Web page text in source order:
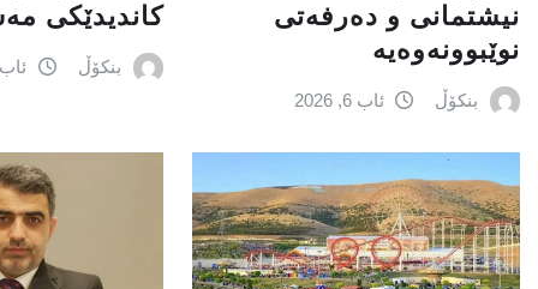
نیشتمانى و دەرفەتی
نوێبوونەوەیە
بنکۆڵ ئاب 6, 2026
کاندیدێکی
بنکۆڵ ئاب 6, 2026